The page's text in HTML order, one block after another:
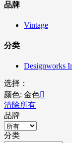
品牌
Vintage
分类
Designworks
选择：
颜色: 金色
清除所有
品牌
分类